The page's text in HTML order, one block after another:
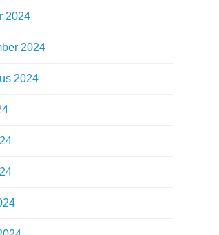
2024
2024
2024